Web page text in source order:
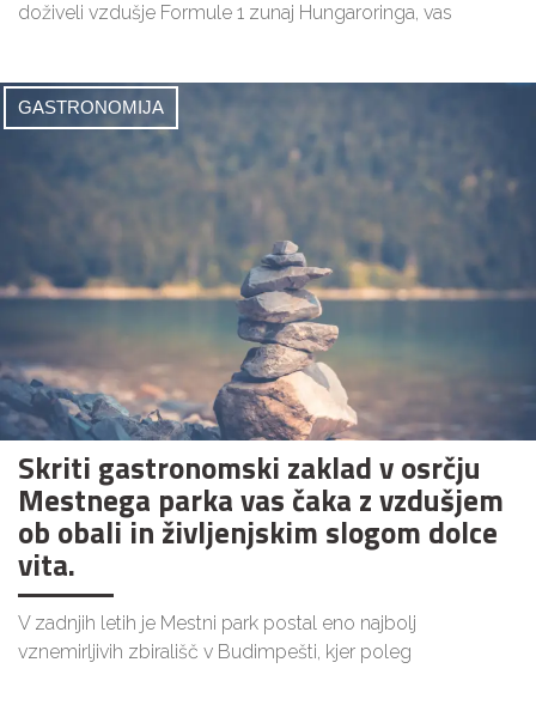
doživeli vzdušje Formule 1 zunaj Hungaroringa, vas
GASTRONOMIJA
Skriti gastronomski zaklad v osrčju
Mestnega parka vas čaka z vzdušjem
ob obali in življenjskim slogom dolce
vita.
V zadnjih letih je Mestni park postal eno najbolj
vznemirljivih zbirališč v Budimpešti, kjer poleg